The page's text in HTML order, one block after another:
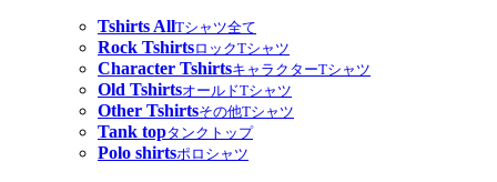
Tshirts AllTシャツ全て
Rock TshirtsロックTシャツ
Character TshirtsキャラクターTシャツ
Old TshirtsオールドTシャツ
Other Tshirtsその他Tシャツ
Tank topタンクトップ
Polo shirtsポロシャツ